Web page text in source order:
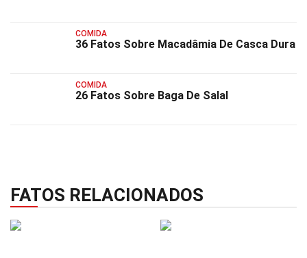
COMIDA
36 Fatos Sobre Macadâmia De Casca Dura
COMIDA
26 Fatos Sobre Baga De Salal
FATOS RELACIONADOS